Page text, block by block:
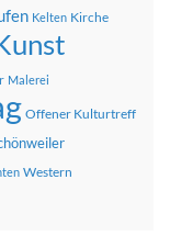
Kelten Kirche
Malerei
Offener Kulturtreff
Western